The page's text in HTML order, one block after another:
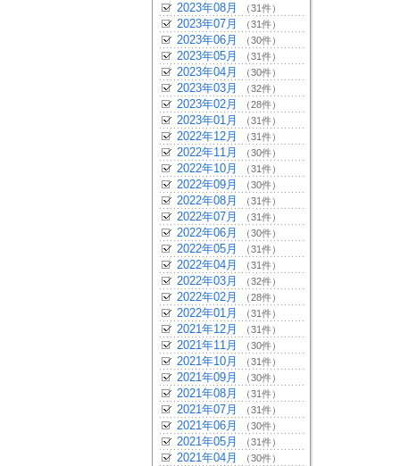
2023年08月 （31件）
2023年07月 （31件）
2023年06月 （30件）
2023年05月 （31件）
2023年04月 （30件）
2023年03月 （32件）
2023年02月 （28件）
2023年01月 （31件）
2022年12月 （31件）
2022年11月 （30件）
2022年10月 （31件）
2022年09月 （30件）
2022年08月 （31件）
2022年07月 （31件）
2022年06月 （30件）
2022年05月 （31件）
2022年04月 （31件）
2022年03月 （32件）
2022年02月 （28件）
2022年01月 （31件）
2021年12月 （31件）
2021年11月 （30件）
2021年10月 （31件）
2021年09月 （30件）
2021年08月 （31件）
2021年07月 （31件）
2021年06月 （30件）
2021年05月 （31件）
2021年04月 （30件）